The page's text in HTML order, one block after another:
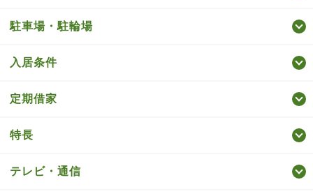
駐車場・駐輪場
入居条件
定期借家
特長
テレビ・通信